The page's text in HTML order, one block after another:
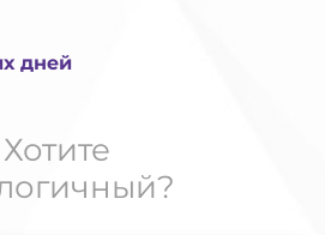
дней
Хотите